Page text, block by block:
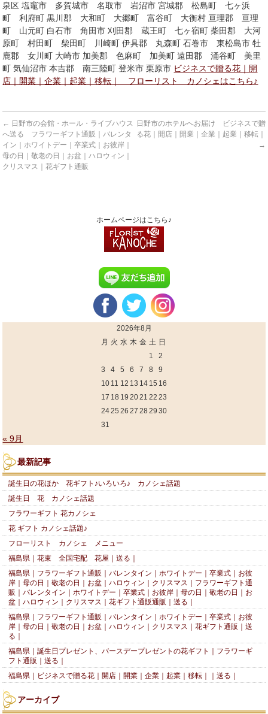
泉区 塩竈市 多賀城市 名取市 岩沼市 宮城郡 松島町 七ヶ浜
町 利府町 黒川郡 大和町 大郷町 富谷町 大衡村 亘理郡 亘理
町 山元町 白石市 角田市 刈田郡 蔵王町 七ヶ宿町 柴田郡 大河
原町 村田町 柴田町 川崎町 伊具郡 丸森町 石巻市 東松島市 牡
鹿郡 女川町 大崎市 加美郡 色麻町 加美町 遠田郡 涌谷町 美里
町 気仙沼市 本吉郡 南三陸町 登米市 栗原市 ビジネスで贈る花｜開
店｜開業｜企業｜起業｜移転｜ フローリスト カノシェはこちら♪
← 日野市の会館・ホール・ライブハウス
へ送る フラワーギフト通販｜バレンタ
イン｜ホワイトデー｜卒業式｜お彼岸｜
母の日｜敬老の日｜お盆｜ハロウィン｜
クリスマス｜花ギフト通販
日野市のホテルへお届け ビジネスで贈
る花｜開店｜開業｜企業｜起業｜移転｜
→
ホームページはこちら♪
2026年8月
月 火 水 木 金 土 日
1
2
3
4 5 6 7 8
9
10 11 12 13 14 15 16
17 18 19 2021 22 23
2425 26 27 28 29 30
31
« 9月
最新記事
誕生日の花ほか 花ギフト♪いろいろ♪ カノシェ話題
誕生日 花 カノシェ話題
フラワーギフト 花カノシェ
花 ギフト カノシェ話題♪
フローリスト カノシェ メニュー
福島県｜花束 全国宅配 花屋｜送る｜
福島県｜フラワーギフト通販｜バレンタイン｜ホワイトデー｜卒業式｜お彼
岸｜母の日｜敬老の日｜お盆｜ハロウィン｜クリスマス｜フラワーギフト通
販｜バレンタイン｜ホワイトデー｜卒業式｜お彼岸｜母の日｜敬老の日｜お
盆｜ハロウィン｜クリスマス｜花ギフト通販通販｜送る｜
福島県｜フラワーギフト通販｜バレンタイン｜ホワイトデー｜卒業式｜お彼
岸｜母の日｜敬老の日｜お盆｜ハロウィン｜クリスマス｜花ギフト通販｜送
る｜
福島県｜誕生日プレゼント、バースデープレゼントの花ギフト｜フラワーギ
フト通販｜送る｜
福島県｜ビジネスで贈る花｜開店｜開業｜企業｜起業｜移転｜｜送る｜
アーカイブ